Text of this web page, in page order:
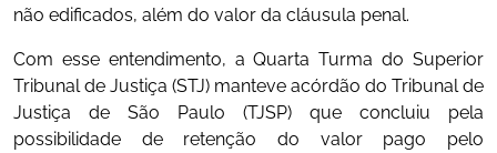
não edificados, além do valor da cláusula penal.
Com esse entendimento, a Quarta Turma do Superior
Tribunal de Justiça (STJ) manteve acórdão do Tribunal de
Justiça de São Paulo (TJSP) que concluiu pela
possibilidade de retenção do valor pago pelo